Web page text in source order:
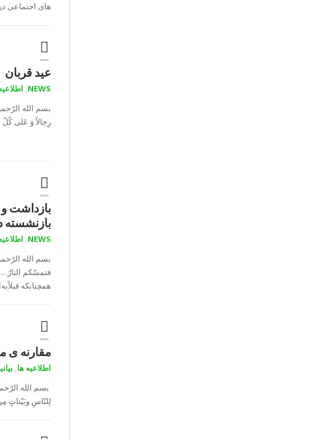
های اجتماعی
عید قربان
NEWS
,
بسم الله
رِجالاً وَ عَلی
بازداشت
بازنشسته
NEWS
,
بسم الله
همچنانکە
مقارنه ی
اطلاعیه ها,
بسم الله
لِلنّاسِ وبَیّناتٍ